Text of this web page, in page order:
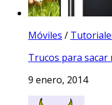
Móviles /
Trucos para sacar
9 enero, 2014